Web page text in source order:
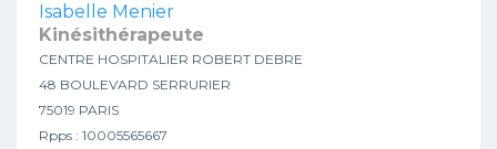
Isabelle Menier
Kinésithérapeute
CENTRE HOSPITALIER ROBERT DEBRE
48 BOULEVARD SERRURIER
75019 PARIS
Rpps : 10005565667